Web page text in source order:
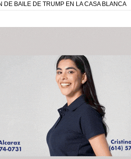
DE BAILE DE TRUMP EN LA CASA BLANCA